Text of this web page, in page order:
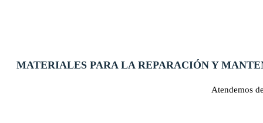
MATERIALES PARA LA REPARACIÓN Y
Atendemos